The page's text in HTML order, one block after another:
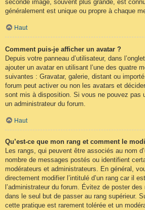
seconde image, souvent plus grande, est
généralement est unique ou propre à chaque
Haut
Comment puis-je afficher un avatar ?
Depuis votre panneau d’utilisateur, dans
ajouter un avatar en utilisant l’une des quatre
suivantes : Gravatar, galerie, distant ou
forum peut activer ou non les avatars et
sont mis à disposition. Si vous ne pouvez pas
un administrateur du forum.
Haut
Qu’est-ce que mon rang et comment le
Les rangs, qui peuvent être associés au nom
nombre de messages postés ou identifient
modérateurs et administrateurs. En général,
directement modifier l’intitulé d’un rang car il
l’administrateur du forum. Évitez de poster
dans le seul but de passer au rang supérieur.
cette pratique est rarement tolérée et un